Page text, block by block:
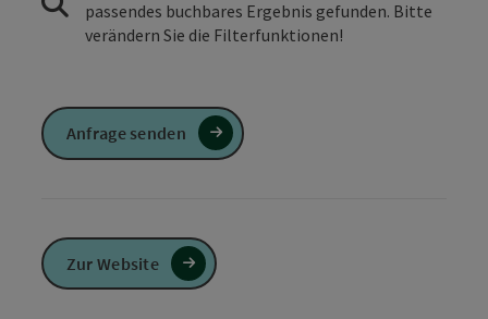
passendes buchbares Ergebnis gefunden. Bitte
verändern Sie die Filterfunktionen!
Anfrage senden
Zur Website